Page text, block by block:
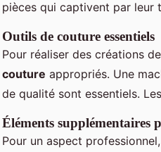
pièces qui captivent par leur
Outils de couture essentiels
Pour réaliser des créations
couture appropriés. Une
de qualité sont essentiels. Les
Éléments supplémentaires
Pour un aspect